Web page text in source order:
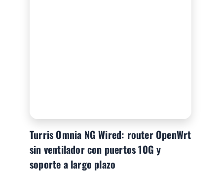
Turris Omnia NG Wired: router OpenWrt
sin ventilador con puertos 10G y
soporte a largo plazo